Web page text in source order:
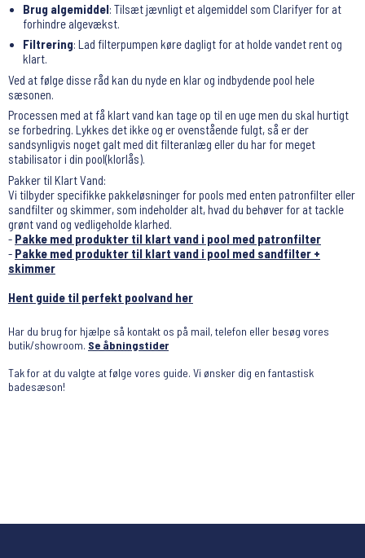
Brug algemiddel: Tilsæt jævnligt et algemiddel som Clarifyer for at
forhindre algevækst.
Filtrering: Lad filterpumpen køre dagligt for at holde vandet rent og
klart.
Ved at følge disse råd kan du nyde en klar og indbydende pool hele
sæsonen.
Processen med at få klart vand kan tage op til en uge men du skal hurtigt
se forbedring. Lykkes det ikke og er ovenstående fulgt, så er der
sandsynligvis noget galt med dit filteranlæg eller du har for meget
stabilisator i din pool(klorlås).
Pakker til Klart Vand:
Vi tilbyder specifikke pakkeløsninger for pools med enten patronfilter eller
sandfilter og skimmer, som indeholder alt, hvad du behøver for at tackle
grønt vand og vedligeholde klarhed.
- Pakke med produkter til klart vand i pool med patronfilter
- Pakke med produkter til klart vand i pool med sandfilter +
skimmer
Hent guide til perfekt poolvand her
Har du brug for hjælpe så kontakt os på mail, telefon eller besøg vores
butik/showroom. Se åbningstider
Tak for at du valgte at følge vores guide. Vi ønsker dig en fantastisk
badesæson!